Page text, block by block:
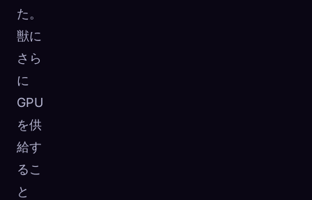
た。
獣に
さら
に
GPU
を供
給す
るこ
と